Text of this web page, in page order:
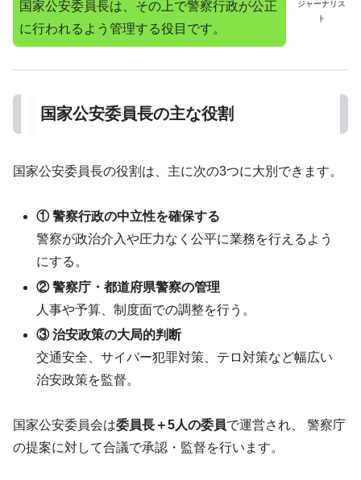
ジャーナリス
ト
国家公安委員長は、その上で警察行政が公正
に行われるよう管理する役目です。
国家公安委員長の主な役割
国家公安委員長の役割は、主に次の3つに大別できます。
① 警察行政の中立性を確保する
警察が政治介入や圧力なく公平に業務を行えるよう
にする。
② 警察庁・都道府県警察の管理
人事や予算、制度面での調整を行う。
③ 治安政策の大局的判断
交通安全、サイバー犯罪対策、テロ対策など幅広い
治安政策を監督。
国家公安委員会は委員長＋5人の委員で運営され、 警察庁
の提案に対して合議で承認・監督を行います。